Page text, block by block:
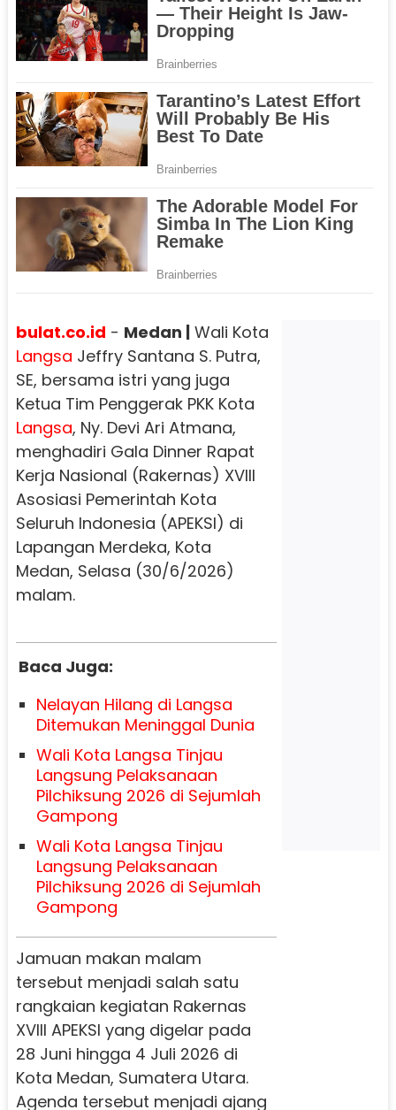
bulat.co.id - Medan |Wali Kota
Langsa Jeffry Santana S. Putra,
SE, bersama istri yang juga
Ketua Tim Penggerak PKK Kota
Langsa, Ny. Devi Ari Atmana,
menghadiri Gala Dinner Rapat
Kerja Nasional (Rakernas) XVIII
Asosiasi Pemerintah Kota
Seluruh Indonesia (APEKSI) di
Lapangan Merdeka, Kota
Medan, Selasa (30/6/2026)
malam.
Baca Juga:
Nelayan Hilang di Langsa
Ditemukan Meninggal Dunia
Wali Kota Langsa Tinjau
Langsung Pelaksanaan
Pilchiksung 2026 di Sejumlah
Gampong
Wali Kota Langsa Tinjau
Langsung Pelaksanaan
Pilchiksung 2026 di Sejumlah
Gampong
Jamuan makan malam
tersebut menjadi salah satu
rangkaian kegiatan Rakernas
XVIII APEKSI yang digelar pada
28 Juni hingga 4 Juli 2026 di
Kota Medan, Sumatera Utara.
Agenda tersebut menjadi ajang